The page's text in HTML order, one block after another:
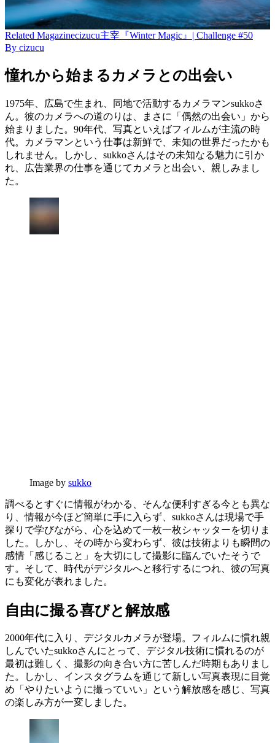
Related Magazinecizucu主宰『Winter Magic』| Challenge #50
By cizucu
憧れから始まるカメラとの出会い
1975年、広島で生まれ、同地で活動するカメラマンsukkoさ
ん。彼のカメラへの道のりは、まさに「偶然の出会い」から
始まりました。90年代、写真といえばフィルムが主流の時
代。カメラマンという仕事は新鮮で、未知の世界だったかも
しれません。しかし、sukkoさんはその未知なる魅力に引か
れ、広告業界の仕事を通じてカメラと出会い、親しみまし
た。
Image by sukko
調べるとすぐに情報がわかる、そんな便利すぎる今とも異な
り、情報が今ほど簡単に手に入らず、sukkoさんは現場で手
探りで学びながら、心を込めて一枚一枚シャッターを切りま
した。しかし、その時から変わらず、彼は技術よりも瞬間の
感情「感じること」を大切にして撮影に臨んでいたそうで
す。そして、時代がデジタルへと移行するにつれ、彼の写真
にも変化が表れました。
自由に撮る喜びと解放感
2000年代に入り、デジタルカメラが登場。フィルムに慣れ親
しんでいたsukkoさんにとって、デジタル技術に慣れるのが
最初は難しく、撮影の向き合い方に苦しんだ時期もありまし
た。しかし、インスタグラムを通じて新しい写真表現に目覚
め「やりたいように撮っていい」という解放感を感じ、写真
の楽しみ方が一変しました。